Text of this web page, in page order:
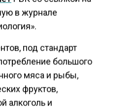
в журнале
под стандарт
большого
мяса и рыбы,
фруктов,
алкоголь и